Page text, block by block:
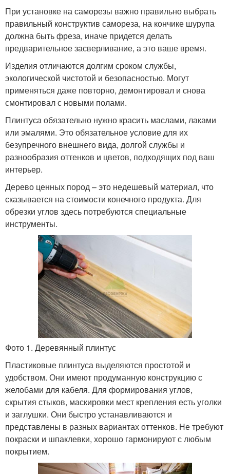
При установке на саморезы важно правильно выбрать
правильный конструктив самореза, на кончике шурупа
должна быть фреза, иначе придется делать
предварительное засверливание, а это ваше время.
Изделия отличаются долгим сроком службы,
экологической чистотой и безопасностью. Могут
применяться даже повторно, демонтировал и снова
смонтировал с новыми полами.
Плинтуса обязательно нужно красить маслами, лаками
или эмалями. Это обязательное условие для их
безупречного внешнего вида, долгой службы и
разнообразия оттенков и цветов, подходящих под ваш
интерьер.
Дерево ценных пород – это недешевый материал, что
сказывается на стоимости конечного продукта. Для
обрезки углов здесь потребуются специальные
инструменты.
Фото 1. Деревянный плинтус
Пластиковые плинтуса выделяются простотой и
удобством. Они имеют продуманную конструкцию с
желобами для кабеля. Для формирования углов,
скрытия стыков, маскировки мест крепления есть уголки
и заглушки. Они быстро устанавливаются и
представлены в разных вариантах оттенков. Не требуют
покраски и шпаклевки, хорошо гармонируют с любым
покрытием.